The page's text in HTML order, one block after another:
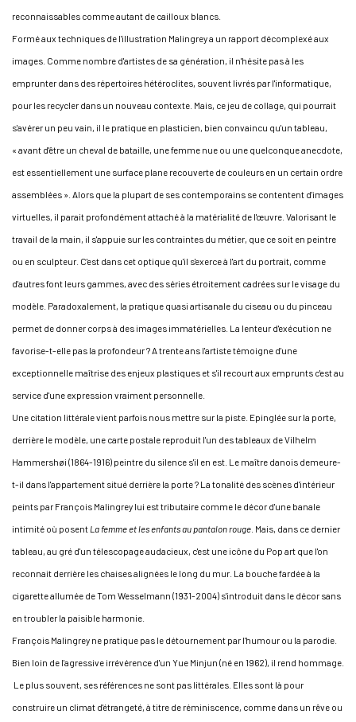
reconnaissables comme autant de cailloux blancs.
Formé aux techniques de l'illustration Malingrey a un rapport décomplexé aux
images. Comme nombre d'artistes de sa génération, il n'hésite pas à les
emprunter dans des répertoires hétéroclites, souvent livrés par l'informatique,
pour les recycler dans un nouveau contexte. Mais, ce jeu de collage, qui pourrait
s'avérer un peu vain, il le pratique en plasticien, bien convaincu qu'un tableau,
« avant d'être un cheval de bataille, une femme nue ou une quelconque anecdote,
est essentiellement une surface plane recouverte de couleurs en un certain ordre
assemblées ». Alors que la plupart de ses contemporains se contentent d'images
virtuelles, il parait profondément attaché à la matérialité de l'œuvre. Valorisant le
travail de la main, il s'appuie sur les contraintes du métier, que ce soit en peintre
ou en sculpteur. C'est dans cet optique qu'il s'exerce à l'art du portrait, comme
d'autres font leurs gammes, avec des séries étroitement cadrées sur le visage du
modèle. Paradoxalement, la pratique quasi artisanale du ciseau ou du pinceau
permet de donner corps à des images immatérielles. La lenteur d'exécution ne
favorise-t-elle pas la profondeur ? A trente ans l'artiste témoigne d'une
exceptionnelle maîtrise des enjeux plastiques et s'il recourt aux emprunts c'est au
service d'une expression vraiment personnelle.
Une citation littérale vient parfois nous mettre sur la piste. Epinglée sur la porte,
derrière le modèle, une carte postale reproduit l'un des tableaux de Vilhelm
Hammershøi (1864-1916) peintre du silence s'il en est. Le maître danois demeure-
t-il dans l'appartement situé derrière la porte ? La tonalité des scènes d'intérieur
peints par François Malingrey lui est tributaire comme le décor d'une banale
intimité où posent La femme et les enfants au pantalon rouge . Mais, dans ce dernier
tableau, au gré d'un télescopage audacieux, c'est une icône du Pop art que l'on
reconnait derrière les chaises alignées le long du mur. La bouche fardée à la
cigarette allumée de Tom Wesselmann (1931-2004) s'introduit dans le décor sans
en troubler la paisible harmonie.
François Malingrey ne pratique pas le détournement par l'humour ou la parodie.
Bien loin de l'agressive irrévérence d'un Yue Minjun (né en 1962), il rend hommage.
Le plus souvent, ses références ne sont pas littérales. Elles sont là pour
construire un climat d'étrangeté, à titre de réminiscence, comme dans un rêve ou